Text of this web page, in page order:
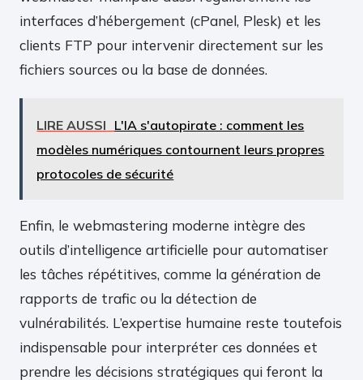
interfaces d’hébergement (cPanel, Plesk) et les
clients FTP pour intervenir directement sur les
fichiers sources ou la base de données.
LIRE AUSSI L'IA s'autopirate : comment les
modèles numériques contournent leurs propres
protocoles de sécurité
Enfin, le webmastering moderne intègre des
outils d’intelligence artificielle pour automatiser
les tâches répétitives, comme la génération de
rapports de trafic ou la détection de
vulnérabilités. L’expertise humaine reste toutefois
indispensable pour interpréter ces données et
prendre les décisions stratégiques qui feront la